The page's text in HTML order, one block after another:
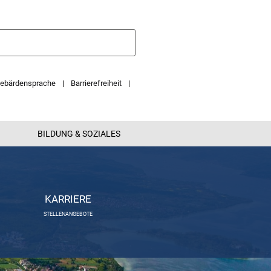
Barrierefreiheit
BILDUNG & SOZIALES
KARRIERE
STELLENANGEBOTE